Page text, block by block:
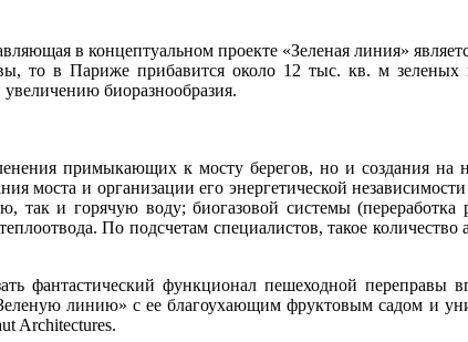
в концептуальном проекте «Зеленая линия»
то в Париже прибавится около 12 тыс. кв. м
биоразнообразия.
примыкающих к мосту берегов, но и создания на
моста и организации его энергетической
и горячую воду; биогазовой системы (переработка
По подсчетам специалистов, такое
фантастический функционал пешеходной переправы
линию» с ее благоухающим фруктовым садом и
Architectures.